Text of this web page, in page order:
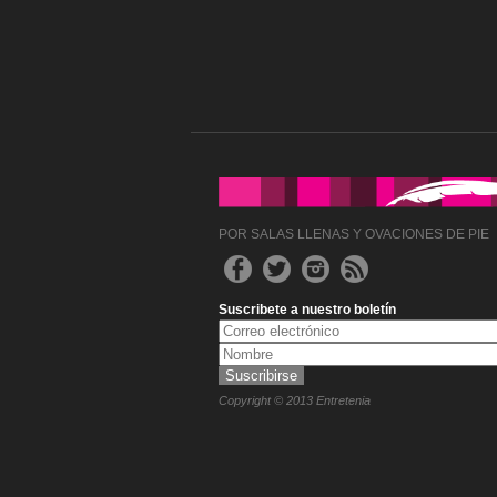
POR SALAS LLENAS Y OVACIONES DE PIE
Suscribete a nuestro boletín
Copyright © 2013 Entretenia